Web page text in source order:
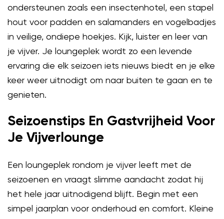
ondersteunen zoals een insectenhotel, een stapel
hout voor padden en salamanders en vogelbadjes
in veilige, ondiepe hoekjes. Kijk, luister en leer van
je vijver. Je loungeplek wordt zo een levende
ervaring die elk seizoen iets nieuws biedt en je elke
keer weer uitnodigt om naar buiten te gaan en te
genieten.
Seizoenstips En Gastvrijheid Voor
Je Vijverlounge
Een loungeplek rondom je vijver leeft met de
seizoenen en vraagt slimme aandacht zodat hij
het hele jaar uitnodigend blijft. Begin met een
simpel jaarplan voor onderhoud en comfort. Kleine